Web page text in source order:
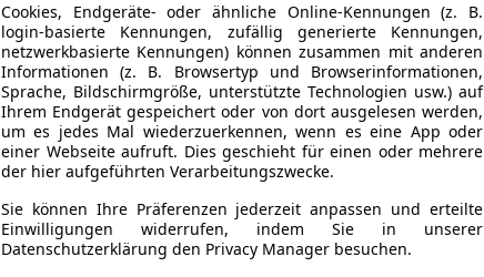
Cookies, Endgeräte- oder ähnliche Online-Kennungen (z. B.
login-basierte Kennungen, zufällig generierte Kennungen,
netzwerkbasierte Kennungen) können zusammen mit anderen
Informationen (z. B. Browsertyp und Browserinformationen,
Sprache, Bildschirmgröße, unterstützte Technologien usw.) auf
Ihrem Endgerät gespeichert oder von dort ausgelesen werden,
um es jedes Mal wiederzuerkennen, wenn es eine App oder
einer Webseite aufruft. Dies geschieht für einen oder mehrere
der hier aufgeführten Verarbeitungszwecke.
Sie können Ihre Präferenzen jederzeit anpassen und erteilte
Einwilligungen widerrufen, indem Sie in unserer
Datenschutzerklärung den Privacy Manager besuchen.